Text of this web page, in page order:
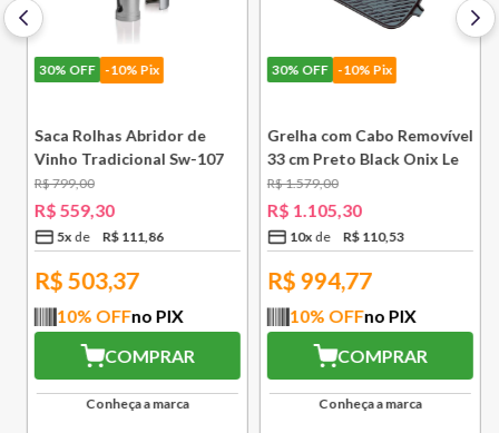
30%OFF -10% Pix
Saca Rolhas Abridor de
Vinho Tradicional Sw-107
Ply Le Creuset
R$799,00
R$ 559,30
5x R$111,86
R$ 503,37
10% OFFno PIX
COMPRAR
Conheça a marca
30%OFF -10% Pix
Grelha com Cabo Removível
33 cm Preto Black Onix Le
Creuset
R$1.579,00
R$ 1.105,30
10x R$110,53
R$ 994,77
10% OFFno PIX
COMPRAR
Conheça a marca